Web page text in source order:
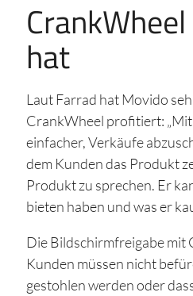
hat
Laut Farrad hat Movido
CrankWheel profitiert:
einfacher, Verkäufe
dem Kunden das Produkt
Produkt zu sprechen. Er
bieten haben und was er
Die Bildschirmfreigabe mit
Kunden müssen nicht
gestohlen werden oder